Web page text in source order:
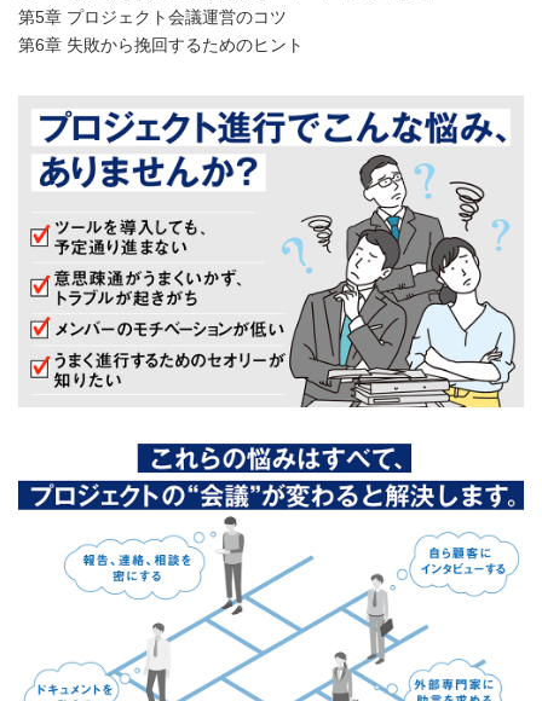
第5章 プロジェクト会議運営のコツ
第6章 失敗から挽回するためのヒント